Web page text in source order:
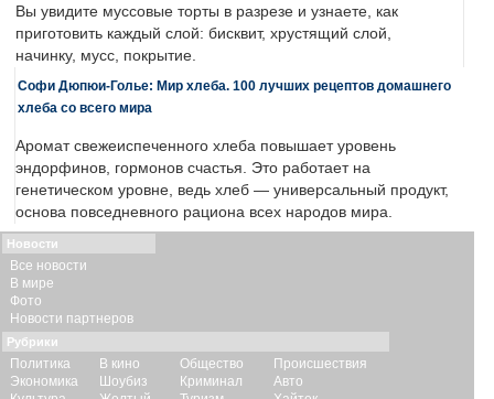
Вы увидите муссовые торты в разрезе и узнаете, как
приготовить каждый слой: бисквит, хрустящий слой,
начинку, мусс, покрытие.
Софи Дюпюи-Голье: Мир хлеба. 100 лучших рецептов домашнего
хлеба со всего мира
Аромат свежеиспеченного хлеба повышает уровень
эндорфинов, гормонов счастья. Это работает на
генетическом уровне, ведь хлеб — универсальный продукт,
основа повседневного рациона всех народов мира.
Новости
Все новости
В мире
Фото
Новости партнеров
Рубрики
Политика
Экономика
В кино
Шоубиз
Общество
Криминал
Происшествия
Авто